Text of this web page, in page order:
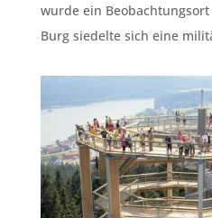
wurde ein
Burg siedelte sich eine